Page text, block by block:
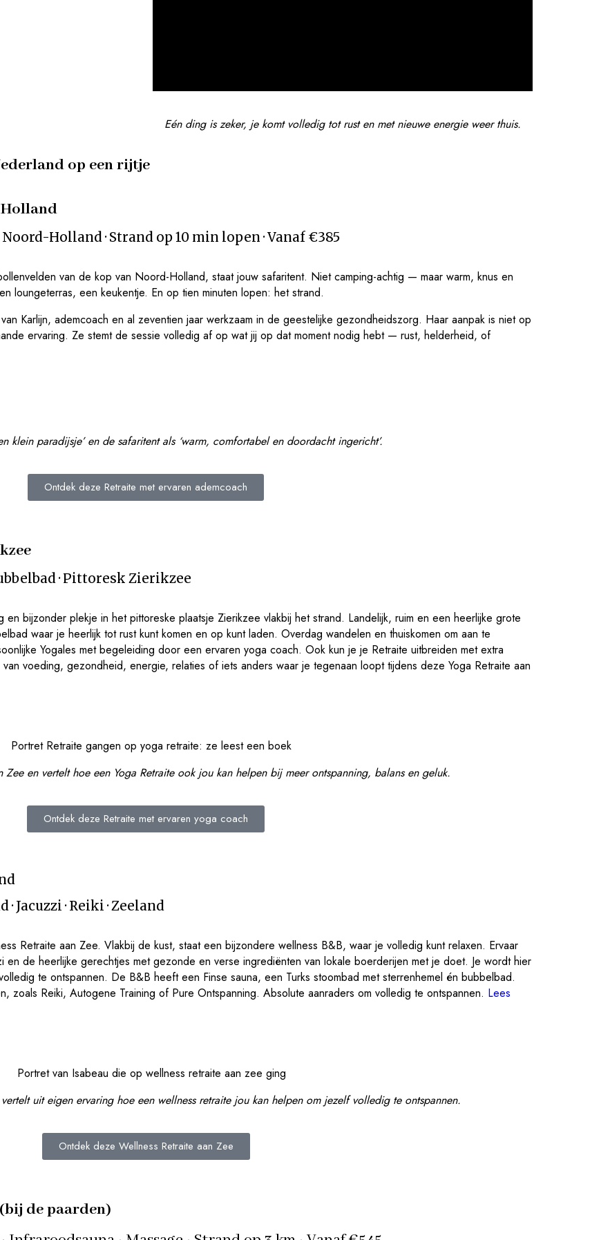
Eén ding is zeker, je komt volledig tot rust en met nieuwe energie weer thuis.
op een rijtje
Holland · Strand op 10 min lopen · Vanaf €385
van de kop van Noord-Holland, staat jouw safaritent. Niet camping-achtig — maar warm, knus en
loungeterras, een keukentje. En op tien minuten lopen: het strand.
Karlijn, ademcoach en al zeventien jaar werkzaam in de geestelijke gezondheidszorg. Haar aanpak is niet op
ervaring. Ze stemt de sessie volledig af op wat jij op dat moment nodig hebt — rust, helderheid, of
klein paradijsje’ en de safaritent als ‘warm, comfortabel en doordacht ingericht’.
Ontdek deze Retraite met ervaren ademcoach
· Pittoresk Zierikzee
bijzonder plekje in het pittoreske plaatsje Zierikzee vlakbij het strand. Landelijk, ruim en een heerlijke grote
waar je heerlijk tot rust kunt komen en op kunt laden. Overdag wandelen en thuiskomen om aan te
Yogales met begeleiding door een ervaren yoga coach. Ook kun je je Retraite uitbreiden met extra
voeding, gezondheid, energie, relaties of iets anders waar je tegenaan loopt tijdens deze Yoga Retraite aan
en vertelt hoe een Yoga Retraite ook jou kan helpen bij meer ontspanning, balans en geluk.
Ontdek deze Retraite met ervaren yoga coach
Jacuzzi · Reiki · Zeeland
Retraite aan Zee. Vlakbij de kust, staat een bijzondere wellness B&B, waar je volledig kunt relaxen. Ervaar
de heerlijke gerechtjes met gezonde en verse ingrediënten van lokale boerderijen met je doet. Je wordt hier
te ontspannen. De B&B heeft een Finse sauna, een Turks stoombad met sterrenhemel én bubbelbad.
zoals Reiki, Autogene Training of Pure Ontspanning. Absolute aanraders om volledig te ontspannen. Lees
uit eigen ervaring hoe een wellness retraite jou kan helpen om jezelf volledig te ontspannen.
Ontdek deze Wellness Retraite aan Zee
de paarden)